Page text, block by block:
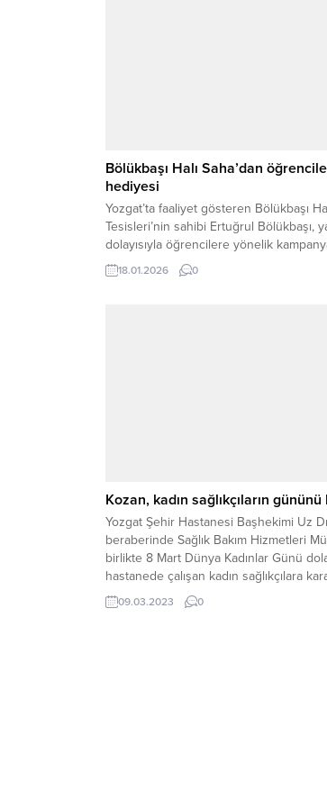
Bölükbaşı Halı Saha’dan
hediyesi
Yozgat’ta faaliyet gösteren Bölükbaşı
Tesisleri’nin sahibi Ertuğrul Bölükbaşı,
dolayısıyla öğrencilere yönelik
söyledi. Her yıl olduğu gibi bu yıl da
dönemini verimli ve sağlıklı bir şekilde
18.01.2026 0
Kozan, kadın sağlıkçıların gününü
Yozgat Şehir Hastanesi Başhekimi Uz
beraberinde Sağlık Bakım Hizmetleri
birlikte 8 Mart Dünya Kadınlar Günü
hastanede çalışan kadın sağlıkçılara
ederek günlerini kutladı.
09.03.2023 0